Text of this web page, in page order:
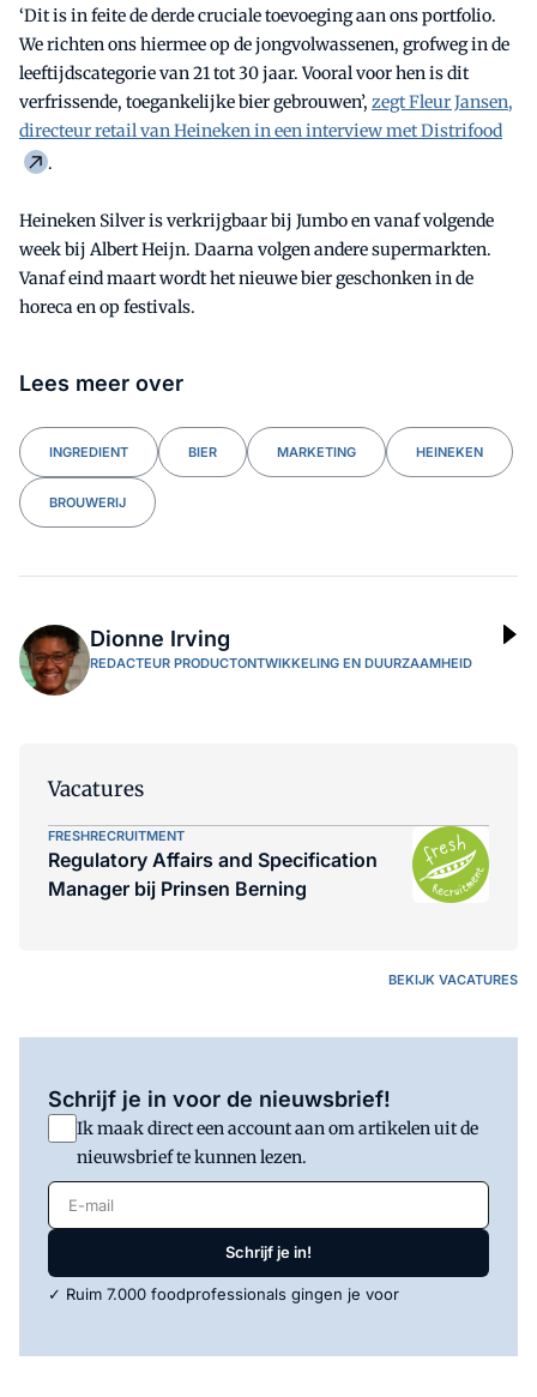
‘Dit is in feite de derde cruciale toevoeging aan ons portfolio.
We richten ons hiermee op de jongvolwassenen, grofweg in de
leeftijdscategorie van 21 tot 30 jaar. Vooral voor hen is dit
verfrissende, toegankelijke bier gebrouwen’, zegt Fleur Jansen,
directeur retail van Heineken in een interview met Distrifood
.
Heineken Silver is verkrijgbaar bij Jumbo en vanaf volgende
week bij Albert Heijn. Daarna volgen andere supermarkten.
Vanaf eind maart wordt het nieuwe bier geschonken in de
horeca en op festivals.
Lees meer over
INGREDIENT BIER MARKETING HEINEKEN
BROUWERIJ
Dionne Irving
REDACTEUR PRODUCTONTWIKKELING EN DUURZAAMHEID
Vacatures
FRESHRECRUITMENT
Regulatory Affairs and Specification
Manager bij Prinsen Berning
BEKIJK VACATURES
Schrijf je in voor de nieuwsbrief!
Ik maak direct een account aan om artikelen uit de
nieuwsbrief te kunnen lezen.
E-mail
Schrijf je in!
✓ Ruim 7.000 foodprofessionals gingen je voor